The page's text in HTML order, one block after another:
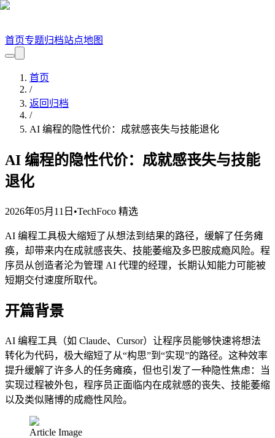
首页专题归档站点地图
首页
/
返回归档
/
AI 编程的隐性代价：成就感丧失与技能退化
AI 编程的隐性代价：成就感丧失与技能
退化
2026年05月11日 •TechFoco 精选
AI 编程工具极大缩短了从想法到结果的路径，缓解了任务瘫
痪，却带来内在成就感丧失、技能萎缩及多巴胺成瘾风险。程
序员从创造者沦为管理 AI 代理的经理，长期认知能力可能被
短期交付速度所取代。
开篇背景
AI 编程工具（如 Claude、Cursor）让程序员能够快速将想法
转化为代码，极大缩短了从“构思”到“实现”的路径。这种效率
提升缓解了许多人的任务瘫痪，但也引发了一种隐性焦虑：当
实现过程被外包，程序员正面临内在成就感的丧失、技能萎缩
以及类似赌博的成瘾性风险。
Article Image